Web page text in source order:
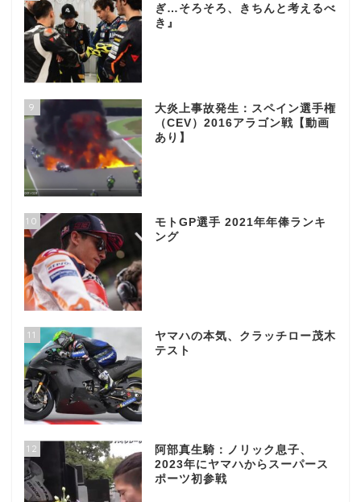
ぎ…そろそろ、きちんと考えるべ
き』
9
大炎上事故発生：スペイン選手権
（CEV）2016アラゴン戦【動画
あり】
10
モトGP選手 2021年年俸ランキ
ング
11
ヤマハの本気、クラッチロー茂木
テスト
12
阿部真生騎：ノリック息子、
2023年にヤマハからスーパース
ポーツ初参戦